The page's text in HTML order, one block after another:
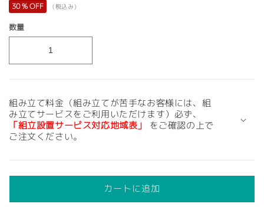
30 % OFF (税込み)
数量
組み立て料金（組み立てが苦手なお客様には、組
み立てサービスをご利用いただけます）必ず、
「組立設置サービス対応地域表」 をご確認の上で
ご注文ください。
カートに追加